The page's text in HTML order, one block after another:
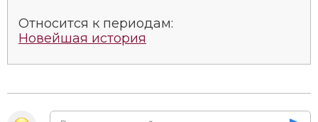
Относится к периодам:
Новейшая история